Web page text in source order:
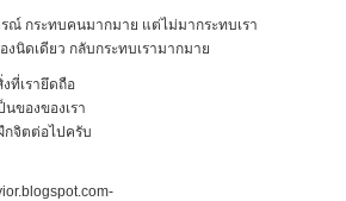
ณ์ กระทบคนมากมาย แต่ไม่มากระทบเรา
งนิดเดียว กลับกระทบเรามากมาย
ที่เรายึดถือ
นของของเรา
กจิตต่อไปครับ